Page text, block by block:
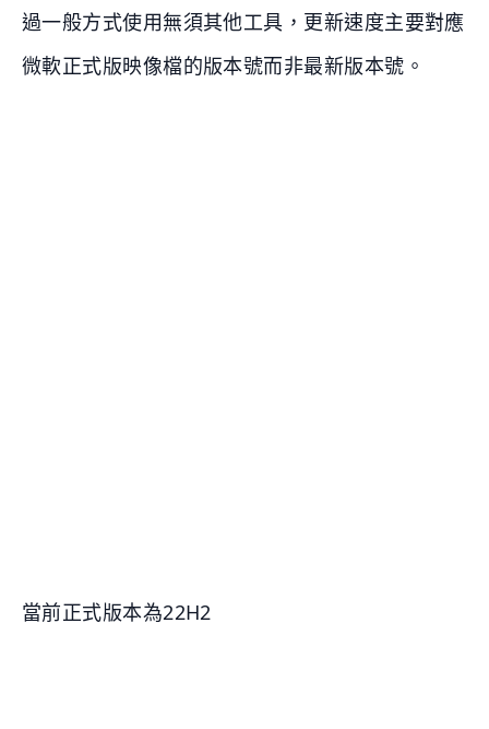
過一般方式使用無須其他工具，更新速度主要對應
微軟正式版映像檔的版本號而非最新版本號。
當前正式版本為22H2